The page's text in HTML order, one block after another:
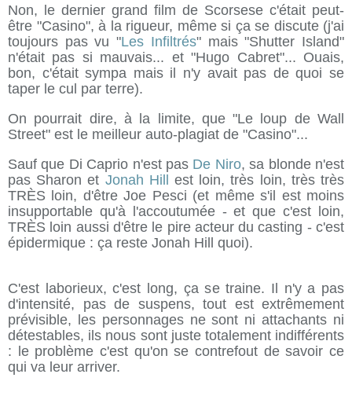
Non, le dernier grand film de Scorsese c'était peut-
être "Casino", à la rigueur, même si ça se discute (j'ai
toujours pas vu "Les Infiltrés" mais "Shutter Island"
n'était pas si mauvais... et "Hugo Cabret"... Ouais,
bon, c'était sympa mais il n'y avait pas de quoi se
taper le cul par terre).
On pourrait dire, à la limite, que "Le loup de Wall
Street" est le meilleur auto-plagiat de "Casino"...
Sauf que Di Caprio n'est pas De Niro, sa blonde n'est
pas Sharon et Jonah Hill
est loin, très loin, très très
TRÈS loin, d'être Joe Pesci (et même s'il est moins
insupportable qu'à l'accoutumée - et que c'est loin,
TRÈS loin aussi d'être le pire acteur du casting - c'est
épidermique : ça reste Jonah Hill quoi).
C'est laborieux, c'est long, ça se traine. Il n'y a pas
d'intensité, pas de suspens, tout est extrêmement
prévisible, les personnages ne sont ni attachants ni
détestables, ils nous sont juste totalement indifférents
: le problème c'est qu'on se contrefout de savoir ce
qui va leur arriver.